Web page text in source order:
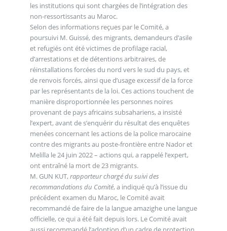
les institutions qui sont chargées de l’intégration des
non-ressortissants au Maroc.
Selon des informations reçues par le Comité, a
poursuivi M. Guissé, des migrants, demandeurs d’asile
et refugiés ont été victimes de profilage racial,
d’arrestations et de détentions arbitraires, de
réinstallations forcées du nord vers le sud du pays, et
de renvois forcés, ainsi que d’usage excessif de la force
par les représentants de la loi. Ces actions touchent de
manière disproportionnée les personnes noires
provenant de pays africains subsahariens, a insisté
l’expert, avant de s’enquérir du résultat des enquêtes
menées concernant les actions de la police marocaine
contre des migrants au poste-frontière entre Nador et
Melilla le 24 juin 2022 – actions qui, a rappelé l’expert,
ont entraîné la mort de 23 migrants.
M. GUN KUT, rapporteur chargé du suivi des
recommandations du Comité, a indiqué qu’à l’issue du
précédent examen du Maroc, le Comité avait
recommandé de faire de la langue amazighe une langue
officielle, ce qui a été fait depuis lors. Le Comité avait